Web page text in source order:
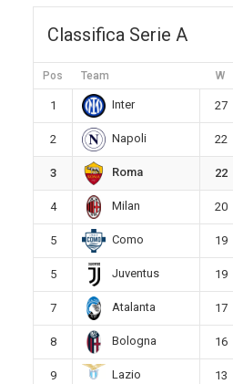
Classifica Serie A
Pos Team W
1 Inter 27
2 Napoli 22
3 Roma 22
4 Milan 20
5 Como 19
5 Juventus 19
7 Atalanta 17
8 Bologna 16
9 Lazio 13